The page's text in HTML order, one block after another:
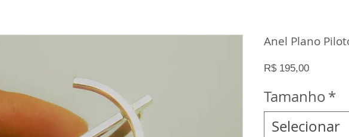
Anel Plano
R$ 195,00Preço
Tamanho*
Selecionar